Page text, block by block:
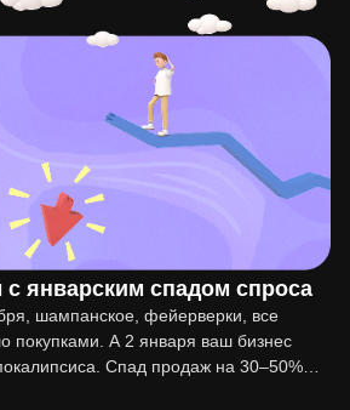
январским спадом спроса
шампанское, фейерверки, все
покупками. А 2 января ваш бизнес
Спад продаж на 30–50%…